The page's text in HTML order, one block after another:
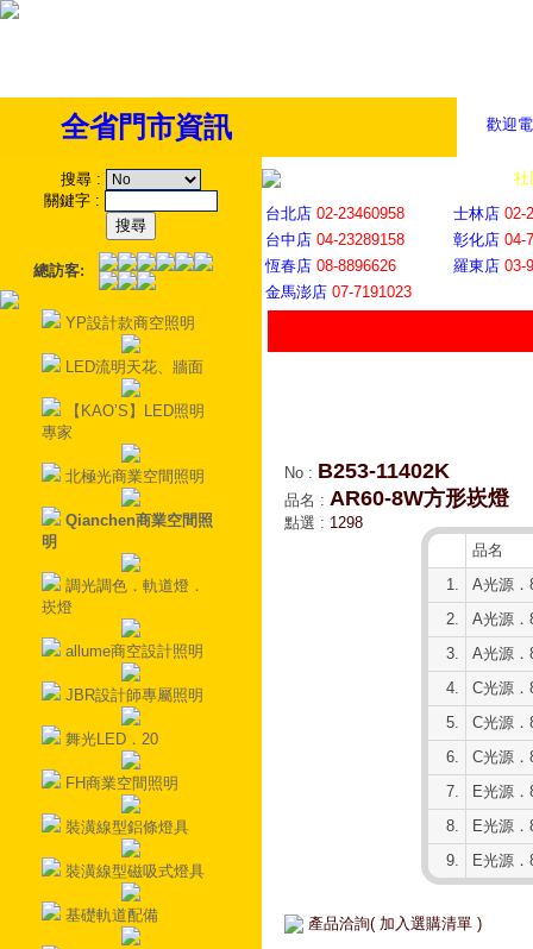
歡迎
全省門市資訊
搜尋 :
關鍵字 :
總訪客:
YP設計款商空照明
LED流明天花、牆面
【KAO’S】LED照明
專家
北極光商業空間照明
Qianchen商業空間照
明
調光調色．軌道燈．
崁燈
allume商空設計照明
JBR設計師專屬照明
舞光LED．20
FH商業空間照明
裝潢線型鋁條燈具
裝潢線型磁吸式燈具
基礎軌道配備
社
台北店 02-23460958 士林店 02-
台中店 04-23289158 彰化店 04-
恆春店 08-8896626 羅東店 03-
金馬澎店 07-7191023
No : B253-11402K
品名 : AR60-8W方形崁燈
點選 : 1298
品名
1.
A光源．
2.
A光源．
3.
A光源．
4.
C光源．
5.
C光源．
6.
C光源．
7.
E光源
8.
E光源
9.
E光源
產品洽詢( 加入選購清單 )